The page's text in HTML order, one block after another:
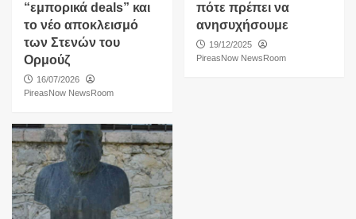
“εμπορικά deals” και
το νέο αποκλεισμό
των Στενών του
Ορμούζ
16/07/2026
PireasNow NewsRoom
πότε πρέπει να
ανησυχήσουμε
19/12/2025
PireasNow NewsRoom